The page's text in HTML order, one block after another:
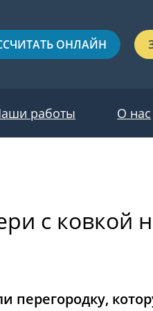
ОНЛАЙН
работы О нас
с ковкой
перегородку,